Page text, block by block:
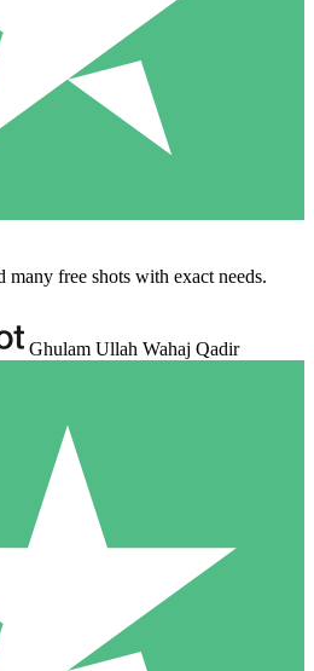
many free shots with exact needs.
Ghulam Ullah Wahaj Qadir